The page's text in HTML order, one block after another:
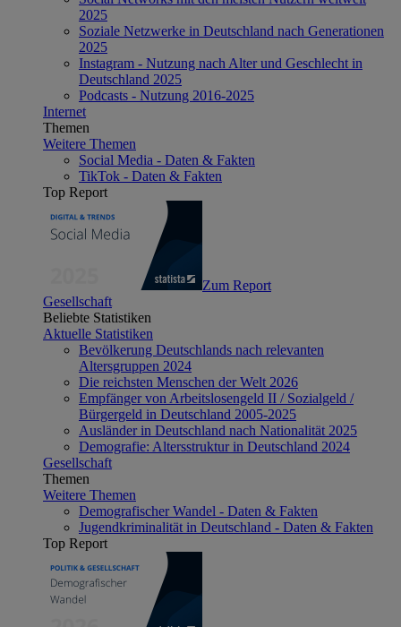
2025
Soziale Netzwerke in Deutschland nach Generationen
2025
Instagram - Nutzung nach Alter und Geschlecht in
Deutschland 2025
Podcasts - Nutzung 2016-2025
Internet
Themen
Weitere Themen
Social Media - Daten & Fakten
TikTok - Daten & Fakten
Top Report
Zum Report
Gesellschaft
Beliebte Statistiken
Aktuelle Statistiken
Bevölkerung Deutschlands nach relevanten
Altersgruppen 2024
Die reichsten Menschen der Welt 2026
Empfänger von Arbeitslosengeld II / Sozialgeld /
Bürgergeld in Deutschland 2005-2025
Ausländer in Deutschland nach Nationalität 2025
Demografie: Altersstruktur in Deutschland 2024
Gesellschaft
Themen
Weitere Themen
Demografischer Wandel - Daten & Fakten
Jugendkriminalität in Deutschland - Daten & Fakten
Top Report